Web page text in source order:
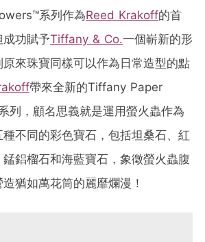
系列作為Reed Krakoff的首
功賦予Tiffany & Co.一個嶄新的形
來珠寶同樣可以作為日常造型的點
帶來全新的Tiffany Paper
列，顧名思義就是運用螢火蟲作為
不同的彩色寶石，包括坦桑石、紅
鋁榴石和海藍寶石，象徵螢火蟲腹
猶如萬花筒的麗靡爛漫！